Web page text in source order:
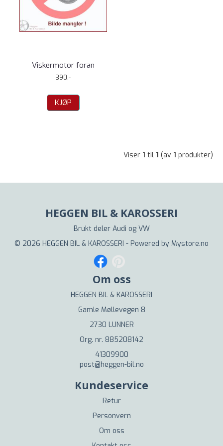
Viskermotor foran
390,-
KJØP
Viser 1 til 1 (av 1 produkter)
HEGGEN BIL & KAROSSERI
Brukt deler Audi og VW
© 2026 HEGGEN BIL & KAROSSERI - Powered by Mystore.no
Om oss
HEGGEN BIL & KAROSSERI
Gamle Møllevegen 8
2730 LUNNER
Org. nr. 885208142
41309900
post@heggen-bil.no
Kundeservice
Retur
Personvern
Om oss